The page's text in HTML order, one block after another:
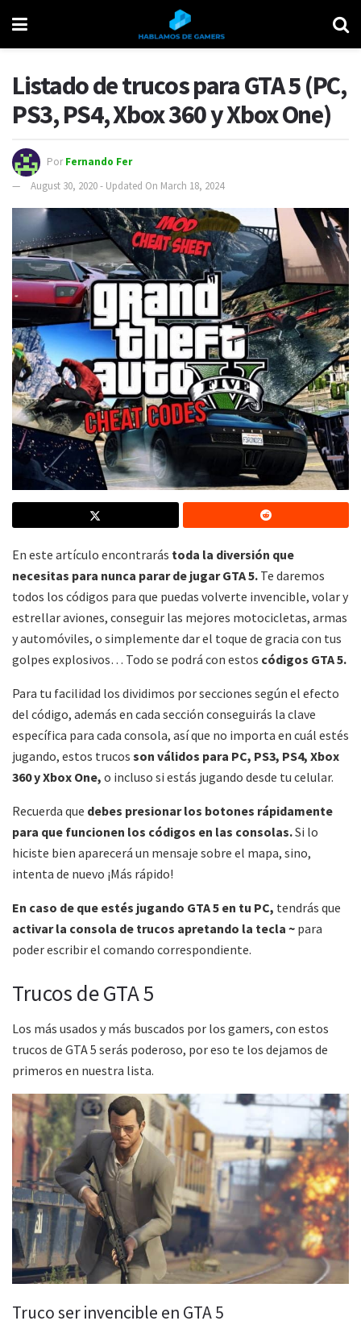
Listado de trucos para GTA 5 (PC,
PS3, PS4, Xbox 360 y Xbox One)
PorFernando Fer
August 30, 2020 - Updated On March 18, 2024
En este artículo encontrarás toda la diversión que
necesitas para nunca parar de jugar GTA 5. Te daremos
todos los códigos para que puedas volverte invencible, volar y
estrellar aviones, conseguir las mejores motocicletas, armas
y automóviles, o simplemente dar el toque de gracia con tus
golpes explosivos… Todo se podrá con estos códigos GTA 5.
Para tu facilidad los dividimos por secciones según el efecto
del código, además en cada sección conseguirás la clave
específica para cada consola, así que no importa en cuál estés
jugando, estos trucos son válidos para PC, PS3, PS4, Xbox
360 y Xbox One, o incluso si estás jugando desde tu celular.
Recuerda que debes presionar los botones rápidamente
para que funcionen los códigos en las consolas.Si lo
hiciste bien aparecerá un mensaje sobre el mapa, sino,
intenta de nuevo ¡Más rápido!
En caso de que estés jugando GTA 5 en tu PC, tendrás que
activar la consola de trucos apretando la tecla ~ para
poder escribir el comando correspondiente.
Trucos de GTA 5
Los más usados y más buscados por los gamers, con estos
trucos de GTA 5 serás poderoso, por eso te los dejamos de
primeros en nuestra lista.
Truco ser invencible en GTA 5